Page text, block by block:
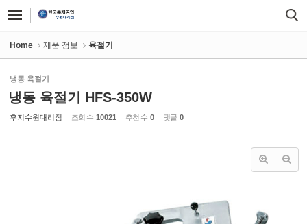
Home 제품 정보 육절기
냉동 육절기
냉동 육절기 HFS-350W
후지수원대리점 조회 수 10021 추천 수 0 댓글 0